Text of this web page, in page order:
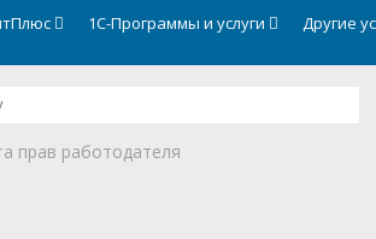
1С-Программы и услуги Другие
прав работодателя